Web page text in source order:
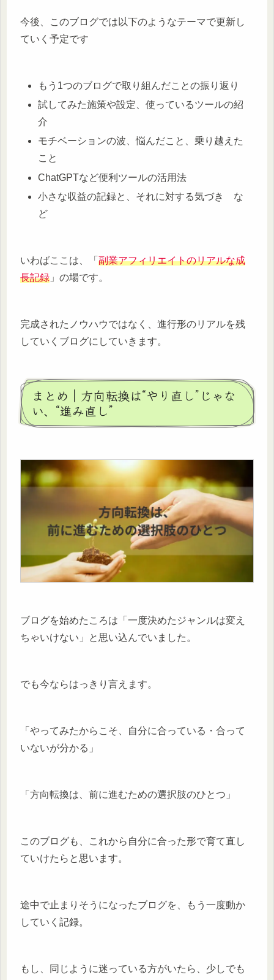
今後、このブログでは以下のようなテーマで更新し
ていく予定です
もう1つのブログで取り組んだことの振り返り
試してみた施策や設定、使っているツールの紹
介
モチベーションの波、悩んだこと、乗り越えた
こと
ChatGPTなど便利ツールの活用法
小さな収益の記録と、それに対する気づき な
ど
いわばここは、「 副業アフィリエイトのリアルな成
長記録 」の場です。
完成されたノウハウではなく、進行形のリアルを残
していくブログにしていきます。
まとめ｜方向転換は“やり直し”じゃな
い、“進み直し”
ブログを始めたころは「一度決めたジャンルは変え
ちゃいけない」と思い込んでいました。
でも今ならはっきり言えます。
「やってみたからこそ、自分に合っている・合って
いないが分かる」
「方向転換は、前に進むための選択肢のひとつ」
このブログも、これから自分に合った形で育て直し
ていけたらと思います。
途中で止まりそうになったブログを、もう一度動か
していく記録。
もし、同じように迷っている方がいたら、少しでも